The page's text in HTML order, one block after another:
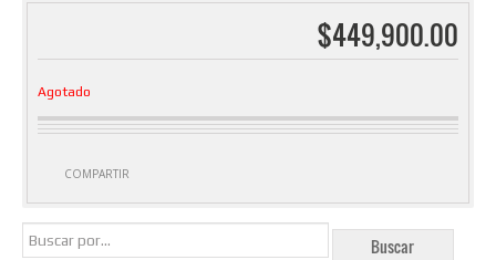
$449,900.00
Agotado
COMPARTIR